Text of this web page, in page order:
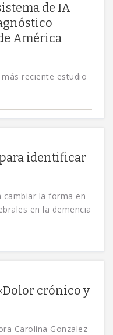
de IA
América
reciente estudio
identificar
cambiar la forma en
en la demencia
crónico y
Carolina Gonzalez